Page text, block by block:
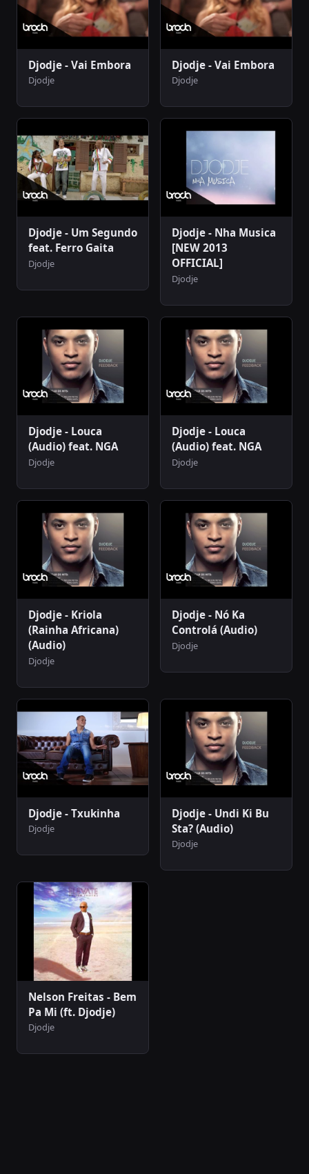
Djodje - Vai Embora
Djodje
Djodje - Vai Embora
Djodje
Djodje - Um Segundo
feat. Ferro Gaita
Djodje
Djodje - Nha Musica
[NEW 2013
OFFICIAL]
Djodje
Djodje - Louca
(Audio) feat. NGA
Djodje
Djodje - Louca
(Audio) feat. NGA
Djodje
Djodje - Kriola
(Rainha Africana)
(Audio)
Djodje
Djodje - Nó Ka
Controlá (Audio)
Djodje
Djodje - Txukinha
Djodje
Djodje - Undi Ki Bu
Sta? (Audio)
Djodje
Nelson Freitas - Bem
Pa Mi (ft. Djodje)
Djodje